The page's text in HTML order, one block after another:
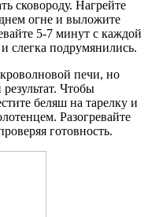
сковороду. Нагрейте
огне и выложите
5-7 минут с каждой
слегка подрумянились.
печи, но
Чтобы
беляш на тарелку и
Разогревайте
готовность.